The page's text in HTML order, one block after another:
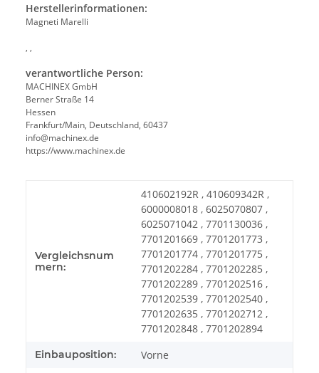
Herstellerinformationen:
Magneti Marelli
, ,
verantwortliche Person:
MACHINEX GmbH
Berner Straße 14
Hessen
Frankfurt/Main, Deutschland, 60437
info@machinex.de
https://www.machinex.de
Vergleichsnum
mern:
410602192R , 410609342R ,
6000008018 , 6025070807 ,
6025071042 , 7701130036 ,
7701201669 , 7701201773 ,
7701201774 , 7701201775 ,
7701202284 , 7701202285 ,
7701202289 , 7701202516 ,
7701202539 , 7701202540 ,
7701202635 , 7701202712 ,
7701202848 , 7701202894
Einbauposition: Vorne